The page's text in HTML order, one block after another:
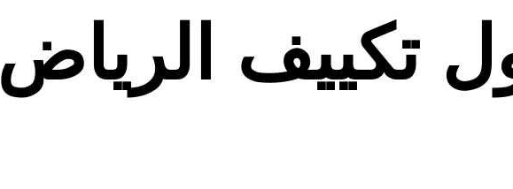
تكييف الرياض